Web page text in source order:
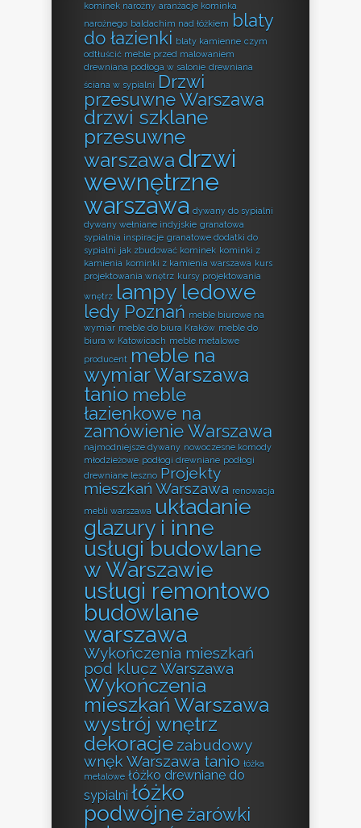
kominek narożny aranżacje kominka
narożnego baldachim nad łóżkiem
blaty
do łazienki blaty kamienne czym
odtłuścić meble przed malowaniem
drewniana podłoga w salonie drewniana
ściana w sypialni Drzwi
przesuwne Warszawa
drzwi szklane
przesuwne
warszawa drzwi
wewnętrzne
warszawa dywany do sypialni
dywany wełniane indyjskie granatowa
sypialnia inspiracje granatowe dodatki do
sypialni jak zbudować kominek kominki z
kamienia kominki z kamienia warszawa kurs
projektowania wnętrz kursy projektowania
wnętrz lampy ledowe
ledy Poznań meble biurowe na
wymiar meble do biura Kraków meble do
biura w Katowicach meble metalowe
producent meble na
wymiar Warszawa
tanio meble
łazienkowe na
zamówienie Warszawa
najmodniejsze dywany nowoczesne komody
młodzieżowe podłogi drewniane podłogi
drewniane leszno Projekty
mieszkań Warszawa renowacja
mebli warszawa układanie
glazury i inne
usługi budowlane
w Warszawie
usługi remontowo
budowlane
warszawa
Wykończenia mieszkań
pod klucz Warszawa
Wykończenia
mieszkań Warszawa
wystrój wnętrz
dekoracje zabudowy
wnęk Warszawa tanio łóżka
metalowe łóżko drewniane do
sypialni łóżko
podwójneżarówki